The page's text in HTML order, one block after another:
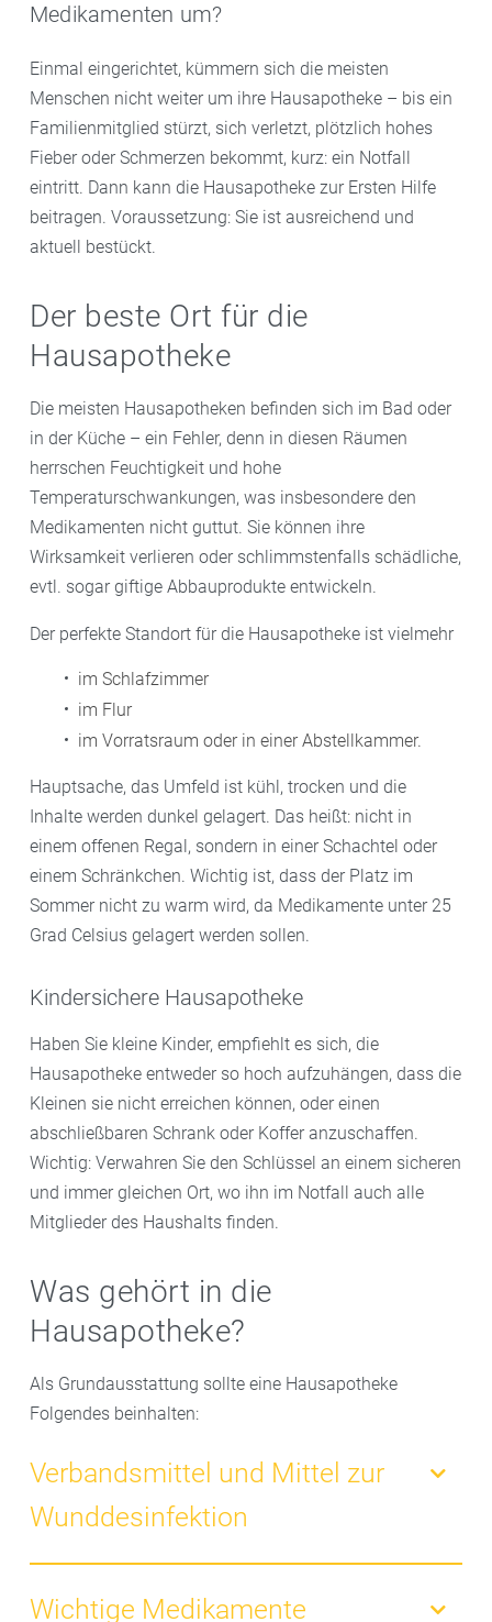
Medikamenten um?
Einmal eingerichtet, kümmern sich die meisten
Menschen nicht weiter um ihre Hausapotheke – bis ein
Familienmitglied stürzt, sich verletzt, plötzlich hohes
Fieber oder Schmerzen bekommt, kurz: ein Notfall
eintritt. Dann kann die Hausapotheke zur Ersten Hilfe
beitragen. Voraussetzung: Sie ist ausreichend und
aktuell bestückt.
Der beste Ort für die
Hausapotheke
Die meisten Hausapotheken befinden sich im Bad oder
in der Küche – ein Fehler, denn in diesen Räumen
herrschen Feuchtigkeit und hohe
Temperaturschwankungen, was insbesondere den
Medikamenten nicht guttut. Sie können ihre
Wirksamkeit verlieren oder schlimmstenfalls schädliche,
evtl. sogar giftige Abbauprodukte entwickeln.
Der perfekte Standort für die Hausapotheke ist vielmehr
im Schlafzimmer
im Flur
im Vorratsraum oder in einer Abstellkammer.
Hauptsache, das Umfeld ist kühl, trocken und die
Inhalte werden dunkel gelagert. Das heißt: nicht in
einem offenen Regal, sondern in einer Schachtel oder
einem Schränkchen. Wichtig ist, dass der Platz im
Sommer nicht zu warm wird, da Medikamente unter 25
Grad Celsius gelagert werden sollen.
Kindersichere Hausapotheke
Haben Sie kleine Kinder, empfiehlt es sich, die
Hausapotheke entweder so hoch aufzuhängen, dass die
Kleinen sie nicht erreichen können, oder einen
abschließbaren Schrank oder Koffer anzuschaffen.
Wichtig: Verwahren Sie den Schlüssel an einem sicheren
und immer gleichen Ort, wo ihn im Notfall auch alle
Mitglieder des Haushalts finden.
Was gehört in die
Hausapotheke?
Als Grundausstattung sollte eine Hausapotheke
Folgendes beinhalten:
Verbandsmittel und Mittel zur
Wunddesinfektion
– Verbandsmittel und Mittel zur Wunddesinfektion
– Wunddesinfektionsspray
Wichtige Medikamente